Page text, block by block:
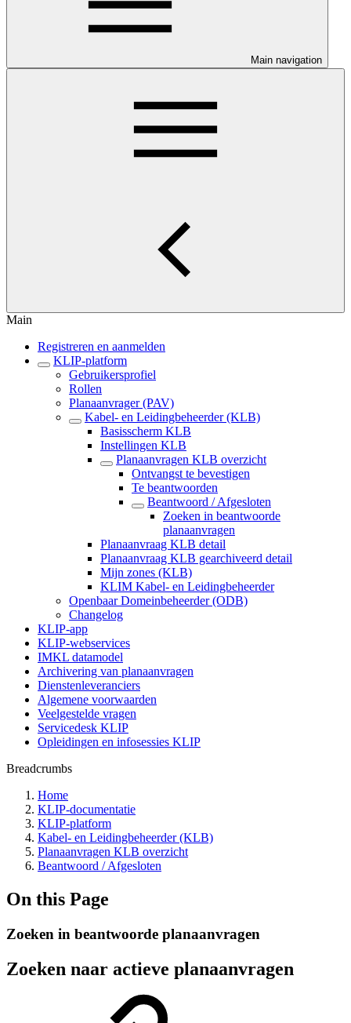
Main navigation
Main
Registreren en aanmelden
KLIP-platform
Gebruikersprofiel
Rollen
Planaanvrager (PAV)
Kabel- en Leidingbeheerder (KLB)
Basisscherm KLB
Instellingen KLB
Planaanvragen KLB overzicht
Ontvangst te bevestigen
Te beantwoorden
Beantwoord / Afgesloten
Zoeken in beantwoorde
planaanvragen
Planaanvraag KLB detail
Planaanvraag KLB gearchiveerd detail
Mijn zones (KLB)
KLIM Kabel- en Leidingbeheerder
Openbaar Domeinbeheerder (ODB)
Changelog
KLIP-app
KLIP-webservices
IMKL datamodel
Archivering van planaanvragen
Dienstenleveranciers
Algemene voorwaarden
Veelgestelde vragen
Servicedesk KLIP
Opleidingen en infosessies KLIP
Breadcrumbs
Home
KLIP-documentatie
KLIP-platform
Kabel- en Leidingbeheerder (KLB)
Planaanvragen KLB overzicht
Beantwoord / Afgesloten
On this Page
Zoeken in beantwoorde planaanvragen
Zoeken naar actieve planaanvragen